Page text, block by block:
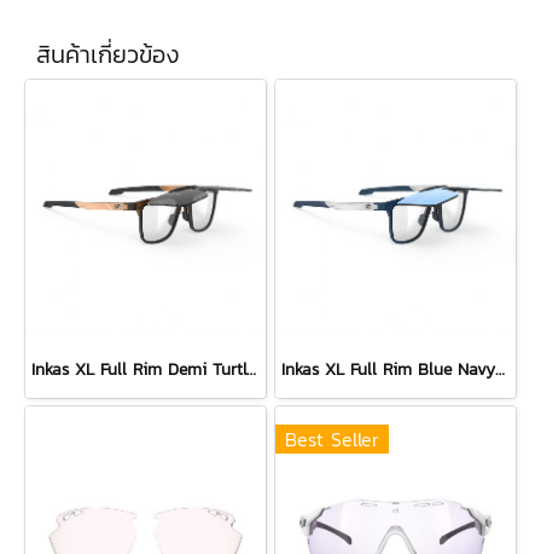
สินค้าเกี่ยวข้อง
Inkas XL Full Rim Demi Turtle - Smoke Black Inkas XL Full Rim Blue Navy Matte - Multilaser Ice
Best Seller